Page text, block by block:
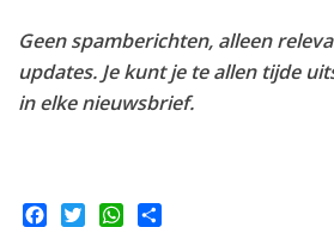
Geen spamberichten, alleen
updates. Je kunt je te allen tijde
in elke nieuwsbrief.